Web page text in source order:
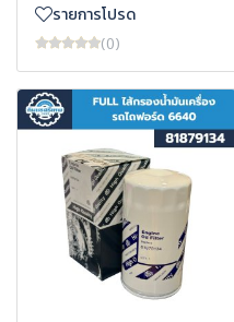
รายการโปรด
(0)